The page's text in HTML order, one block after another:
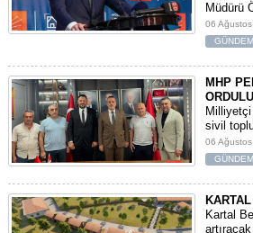
Müdürü
06
GÜNDEM
MHP
sivil
06
GÜNDEM
Kartal